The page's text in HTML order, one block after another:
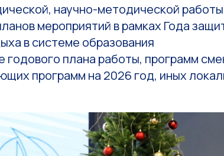
научно-методической работы
мероприятий в рамках Года
в системе образования
годового плана работы, программ
программ на 2026 год, иных